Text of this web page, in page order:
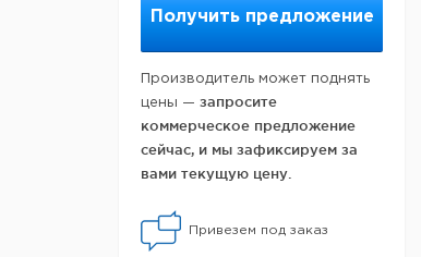
Получить предложение
Производитель может поднять
цены — запросите
коммерческое предложение
сейчас, и мы зафиксируем за
вами текущую цену.
Привезем под заказ